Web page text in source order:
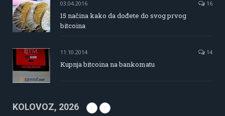
03.04.2016 16
15 načina kako da dođete do svog prvog
bitcoina
11.10.2014 14
Kupnja bitcoina na bankomatu
KOLOVOZ, 2026